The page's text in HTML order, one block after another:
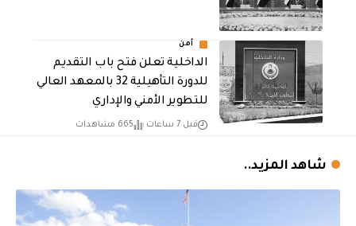
أمن
الداخلية تعلن فتح باب التقديم
للدورة التأهيلية 32 بالمعهد العالي
للتطوير الأمني والإداري
قبل 7 ساعات 665 مشاهدات
شاهد المزيد..